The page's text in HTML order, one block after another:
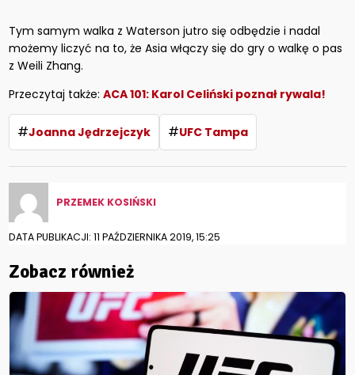
Tym samym walka z Waterson jutro się odbędzie i nadal
możemy liczyć na to, że Asia włączy się do gry o walkę o pas
z Weili Zhang.
Przeczytaj także:ACA 101: Karol Celiński poznał rywala!
#Joanna Jędrzejczyk #UFC Tampa
PRZEMEK KOSIŃSKI
DATA PUBLIKACJI: 11 PAŹDZIERNIKA 2019, 15:25
Zobacz również